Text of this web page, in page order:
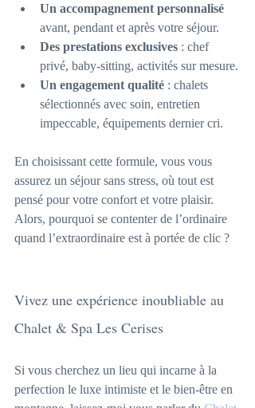
Un accompagnement personnalisé
avant, pendant et après votre séjour.
Des prestations exclusives : chef
privé, baby-sitting, activités sur mesure.
Un engagement qualité : chalets
sélectionnés avec soin, entretien
impeccable, équipements dernier cri.
En choisissant cette formule, vous vous
assurez un séjour sans stress, où tout est
pensé pour votre confort et votre plaisir.
Alors, pourquoi se contenter de l’ordinaire
quand l’extraordinaire est à portée de clic ?
Vivez une expérience inoubliable au
Chalet & Spa Les Cerises
Si vous cherchez un lieu qui incarne à la
perfection le luxe intimiste et le bien-être en